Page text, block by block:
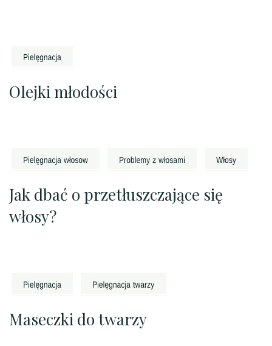
Olejki młodości
Jak dbać o przetłuszczające się
włosy?
Maseczki do twarzy